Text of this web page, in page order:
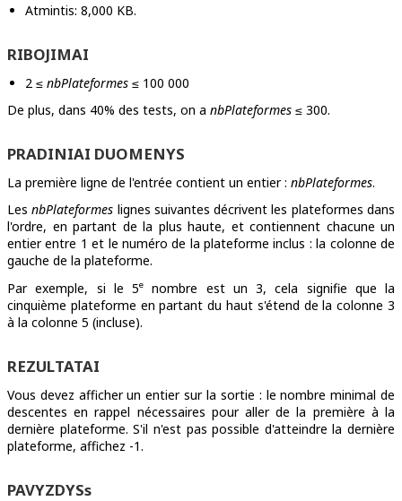
Atmintis: 8,000 KB.
RIBOJIMAI
2 ≤ nbPlateformes ≤ 100 000
De plus, dans 40% des tests, on a nbPlateformes ≤ 300.
PRADINIAI DUOMENYS
La première ligne de l'entrée contient un entier : nbPlateformes.
LesnbPlateformes lignes suivantes décrivent les plateformes dans
l'ordre, en partant de la plus haute, et contiennent chacune un
entier entre 1 et le numéro de la plateforme inclus : la colonne de
gauche de la plateforme.
Par exemple, si le 5e
nombre est un 3, cela signifie que la
cinquième plateforme en partant du haut s'étend de la colonne 3
à la colonne 5 (incluse).
REZULTATAI
Vous devez afficher un entier sur la sortie : le nombre minimal de
descentes en rappel nécessaires pour aller de la première à la
dernière plateforme. S'il n'est pas possible d'atteindre la dernière
plateforme, affichez -1.
PAVYZDYSs